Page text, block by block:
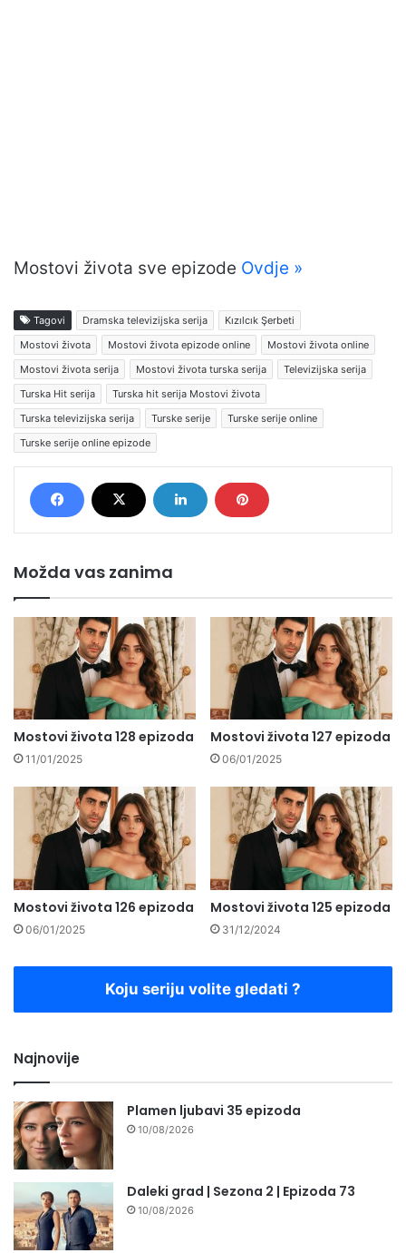
Mostovi života sve epizode Ovdje »
Tagovi Dramska televizijska serija
Kızılcık Şerbeti
Mostovi života
Mostovi života epizode online
Mostovi života online
Mostovi života serija
Mostovi života turska serija
Televizijska serija
Turska Hit serija
Turska hit serija Mostovi života
Turska televizijska serija
Turske serije
Turske serije online
Turske serije online epizode
Možda vas zanima
Mostovi života 128 epizoda
11/01/2025
Mostovi života 127 epizoda
06/01/2025
Mostovi života 126 epizoda
06/01/2025
Mostovi života 125 epizoda
31/12/2024
Koju seriju volite gledati ?
Najnovije
Plamen ljubavi 35 epizoda
10/08/2026
Daleki grad | Sezona 2 | Epizoda 73
10/08/2026